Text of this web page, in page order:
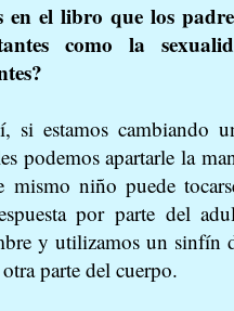
en el libro que los
como la
si estamos cambiando
podemos apartarle la
mismo niño puede
por parte del
y utilizamos un sinfín
parte del cuerpo.